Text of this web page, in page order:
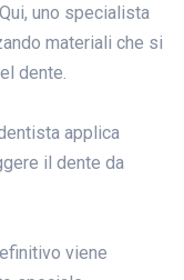
uno specialista
materiali che si
dente.
applica
il dente da
viene